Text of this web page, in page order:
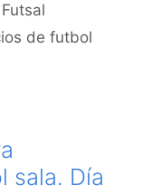
de futbol
sala. Día